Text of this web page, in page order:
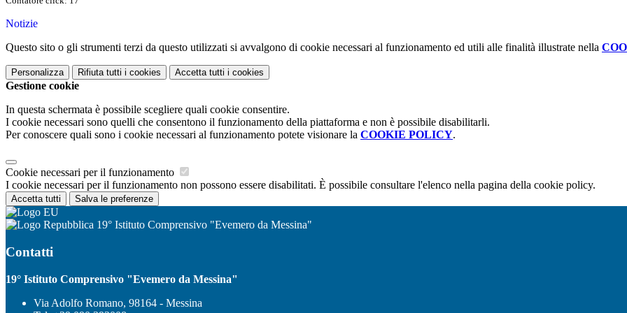
Notizie
Questo sito o gli strumenti terzi da questo utilizzati si avvalgono di cookie necessari al funzionamento ed utili alle finalità illustrate nella
Personalizza Rifiuta tutti i cookies Accetta tutti i cookies
Gestione cookie
In questa schermata è possibile scegliere quali cookie consentire.
I cookie necessari sono quelli che consentono il funzionamento della piattaforma e non è possibile disabilitarli.
Per conoscere quali sono i cookie necessari al funzionamento potete visionare la COOKIE POLICY.
Cookie necessari per il funzionamento
I cookie necessari per il funzionamento non possono essere disabilitati. È possibile consultare l'elenco nella pagina della cookie policy.
Accetta tutti Salva le preferenze
19° Istituto Comprensivo "Evemero da Messina"
Contatti
19° Istituto Comprensivo "Evemero da Messina"
Via Adolfo Romano, 98164 - Messina